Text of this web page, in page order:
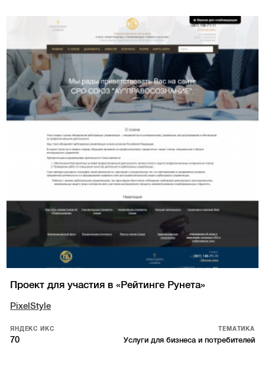
Проект для участия в «Рейтинге Рунета»
PixelStyle
ЯНДЕКС ИКС
70
ТЕМАТИКА
Услуги для бизнеса и потребителей